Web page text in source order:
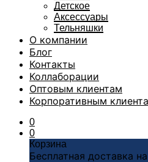
Детское
Аксессуары
Тельняшки
О компании
Блог
Контакты
Коллаборации
Оптовым клиентам
Корпоративным
0
0
Корзина
Бесплатная доставка